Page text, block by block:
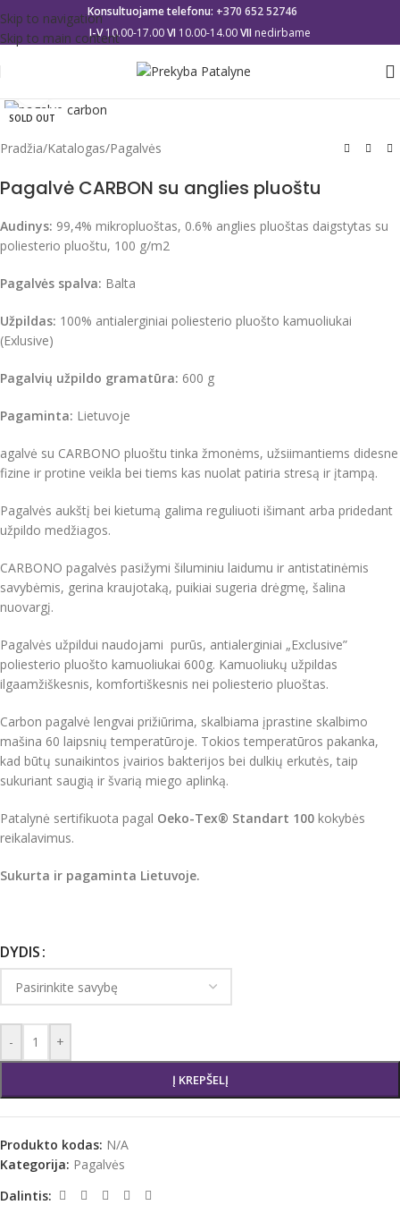
Skip to navigation
Skip to main content
Konsultuojame telefonu: +370 652 52746
I-V10.00-17.00VI 10.00-14.00VII nedirbame
SOLD OUT
Pradžia/Katalogas/Pagalvės
Pagalvė CARBON su anglies pluoštu
Audinys: 99,4% mikropluoštas, 0.6% anglies pluoštas daigstytas su
poliesterio pluoštu, 100 g/m2
Pagalvės spalva: Balta
Užpildas: 100% antialerginiai poliesterio pluošto kamuoliukai
(Exlusive)
Pagalvių užpildo gramatūra: 600 g
Pagaminta: Lietuvoje
agalvė su CARBONO pluoštu tinka žmonėms, užsiimantiems didesne
fizine ir protine veikla bei tiems kas nuolat patiria stresą ir įtampą.
Pagalvės aukštį bei kietumą galima reguliuoti išimant arba pridedant
užpildo medžiagos.
CARBONO pagalvės pasižymi šiluminiu laidumu ir antistatinėmis
savybėmis, gerina kraujotaką, puikiai sugeria drėgmę, šalina
nuovargį.
Pagalvės užpildui naudojami purūs, antialerginiai „Exclusive”
poliesterio pluošto kamuoliukai 600g. Kamuoliukų užpildas
ilgaamžiškesnis, komfortiškesnis nei poliesterio pluoštas.
Carbon pagalvė lengvai prižiūrima, skalbiama įprastine skalbimo
mašina 60 laipsnių temperatūroje. Tokios temperatūros pakanka,
kad būtų sunaikintos įvairios bakterijos bei dulkių erkutės, taip
sukuriant saugią ir švarią miego aplinką.
Patalynė sertifikuota pagal Oeko-Tex® Standart 100 kokybės
reikalavimus.
Sukurta ir pagaminta Lietuvoje.
DYDIS
- +
Į KREPŠELĮ
Produkto kodas: N/A
Kategorija: Pagalvės
Dalintis: